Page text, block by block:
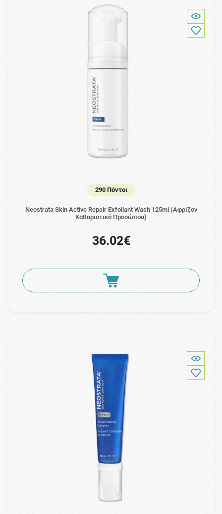
290 Πόντοι
Neostrata Skin Active Repair Exfoliant Wash 125ml (Αφρίζον
Καθαριστικό Προσώπου)
36.02€